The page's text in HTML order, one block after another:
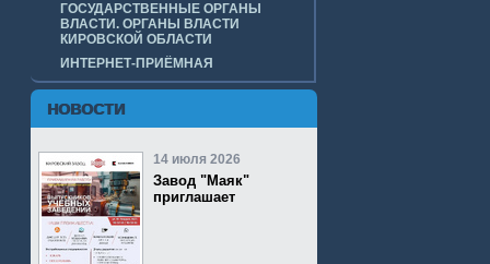
ГОСУДАРСТВЕННЫЕ ОРГАНЫ
ВЛАСТИ. ОРГАНЫ ВЛАСТИ
КИРОВСКОЙ ОБЛАСТИ
ИНТЕРНЕТ-ПРИЁМНАЯ
НОВОСТИ
14 июля 2026
Завод "Маяк"
приглашает